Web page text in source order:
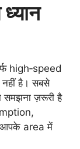
high‑speed
नहीं है। सबसे
ज़रूरी है
area में